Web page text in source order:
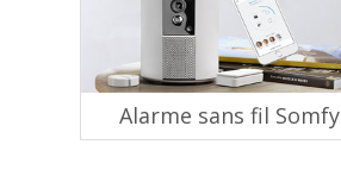
Alarme sans fil Somfy